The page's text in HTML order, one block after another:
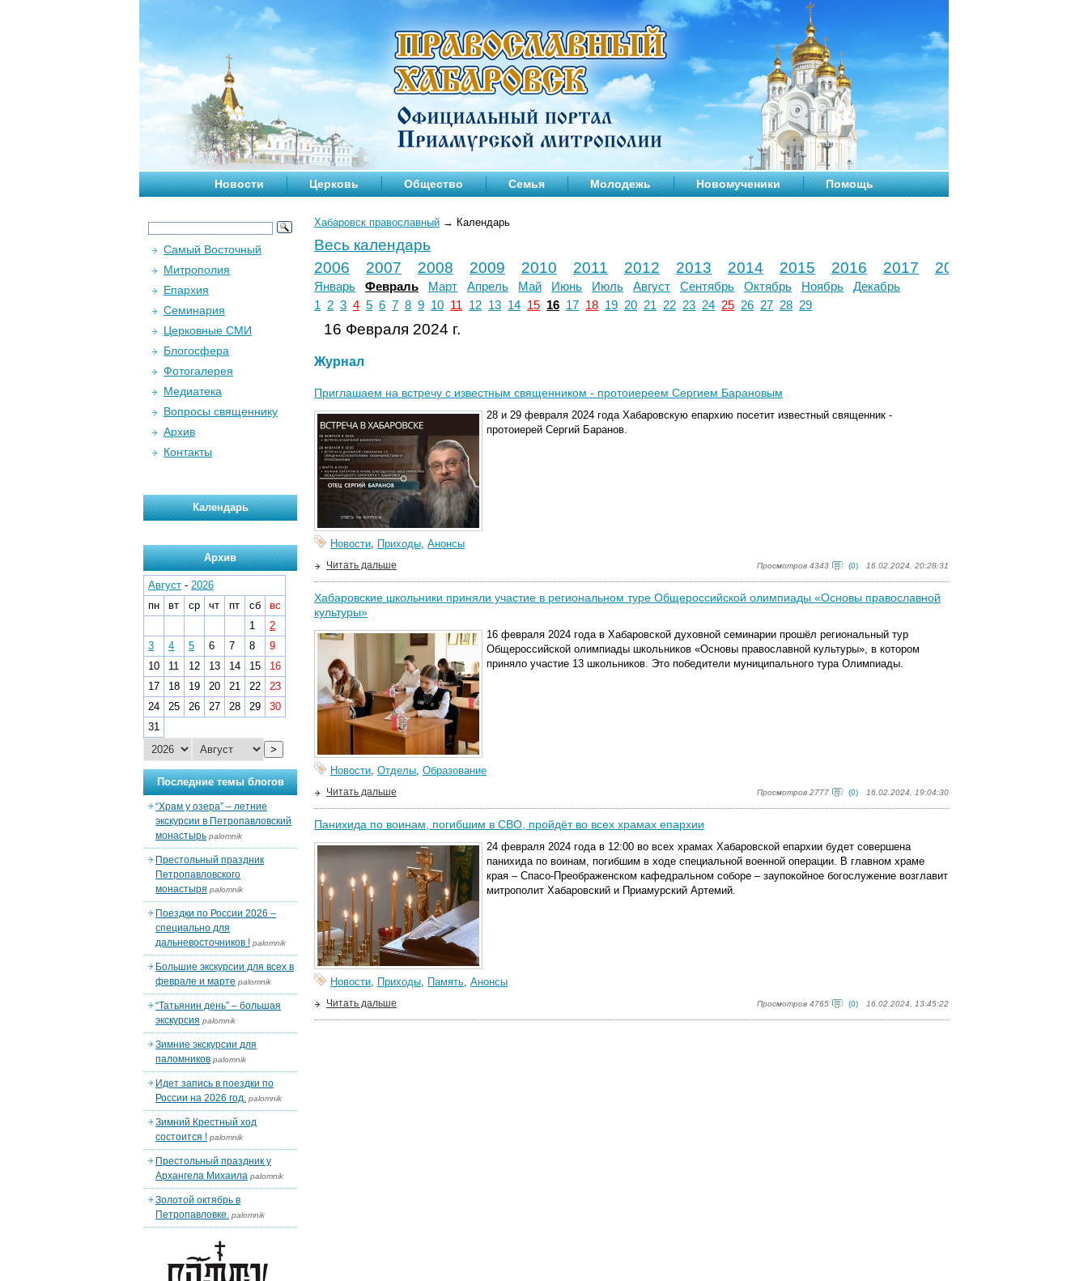
Новости Церковь Общество Семья Молодежь Новомученики Помощь
Хабаровск православный → Календарь
Весь календарь
2006
2007 2008 2009 2010 2011 2012 2013 2014 2015 2016 2017 2018
Январь Февраль Март Апрель Май Июнь Июль Август Сентябрь Октябрь Ноябрь
Декабрь
1
2 3 4 5 6 7 8 9 10 11 12 13 14 15 16 17 18 19 20 21 22 23 24 25 26 27 28 29
16 Февраля 2024 г.
Журнал
Приглашаем на встречу с известным священником - протоиереем Сергием Барановым
28 и 29 февраля 2024 года Хабаровскую епархию посетит известный священник -
протоиерей Сергий Баранов.
Новости, Приходы, Анонсы
Просмотров 4343 (0) 16.02.2024, 20:28:31
Читать дальше
Хабаровские школьники приняли участие в региональном туре Общероссийской олимпиады «Основы православной
культуры»
16 февраля 2024 года в Хабаровской духовной семинарии прошёл региональный тур
Общероссийской олимпиады школьников «Основы православной культуры», в котором
приняло участие 13 школьников. Это победители муниципального тура Олимпиады.
Новости, Отделы, Образование
Просмотров 2777 (0) 16.02.2024, 19:04:30
Читать дальше
Панихида по воинам, погибшим в СВО, пройдёт во всех храмах епархии
24 февраля 2024 года в 12:00 во всех храмах Хабаровской епархии будет совершена
панихида по воинам, погибшим в ходе специальной военной операции. В главном храме
края – Спасо-Преображенском кафедральном соборе – заупокойное богослужение возглавит
митрополит Хабаровский и Приамурский Артемий.
Новости, Приходы, Память, Анонсы
Просмотров 4765 (0) 16.02.2024, 13:45:22
Читать дальше
Самый Восточный
Митрополия
Епархия
Семинария
Церковные СМИ
Блогосфера
Фотогалерея
Медиатека
Вопросы священнику
Архив
Контакты
Календарь
Архив
Август - 2026
пн
вт ср чт пт сб
вс
1
2
3
4 5 6 7 8
9
10
11 12 13 14 15
16
17
18 19 20 21 22
23
24
25 26 27 28 29
30
31
>
Последние темы блогов
“Храм у озера” – летние
экскурсии в Петропавловский
монастырь palomnik
Престольный праздник
Петропавловского
монастыря palomnik
Поездки по России 2026 –
специально для
дальневосточников ! palomnik
Большие экскурсии для всех в
феврале и марте palomnik
“Татьянин день” – большая
экскурсия palomnik
Зимние экскурсии для
паломников palomnik
Идет запись в поездки по
России на 2026 год. palomnik
Зимний Крестный ход
состоится ! palomnik
Престольный праздник у
Архангела Михаила palomnik
Золотой октябрь в
Петропавловке. palomnik